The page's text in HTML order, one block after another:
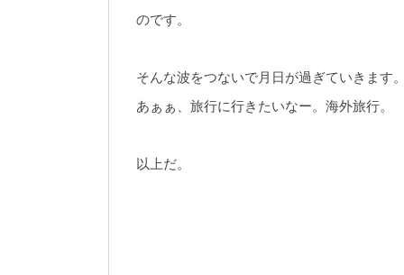
のです。
そんな波をつないで月日が過ぎていきます
あぁぁ、旅行に行きたいなー。海外旅行。
以上だ。